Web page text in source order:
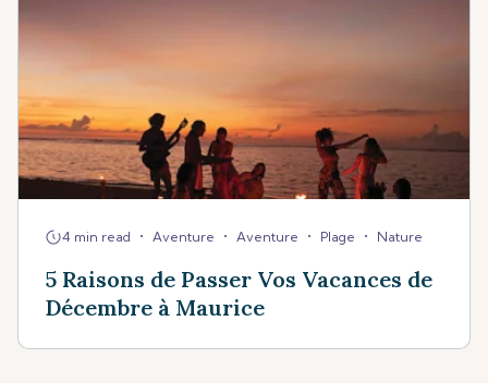
4 min read • Aventure • Aventure • Plage • Nature
5 Raisons de Passer Vos Vacances de
Décembre à Maurice